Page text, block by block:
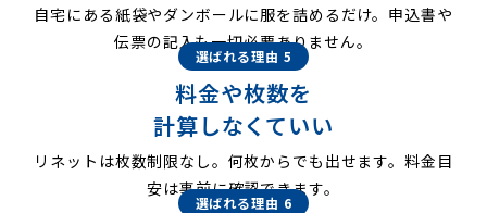
自宅にある紙袋やダンボールに服を詰めるだけ。申込書や
伝票の記入も一切必要ありません。
選ばれる理由 5
料金や枚数を
計算しなくていい
リネットは枚数制限なし。何枚からでも出せます。料金目
安は事前に確認できます。
選ばれる理由 6